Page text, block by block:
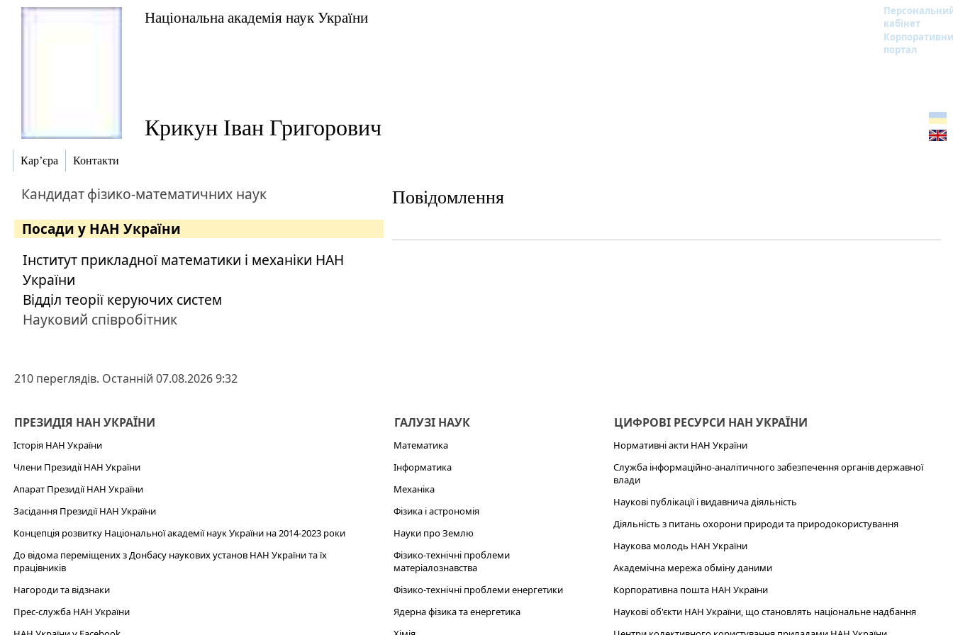
Національна академія наук України
кабінет
портал
Крикун Іван Григорович
Кар’єра Контакти
Кандидатфізико-математичних наук
Посади у НАН України
Інститут прикладної математики і механіки НАН
України
Відділ теорії керуючих систем
Науковий співробітник
210 переглядів. Останній 07.08.2026 9:32
Повідомлення
ПРЕЗИДІЯ НАН УКРАЇНИ
Історія НАН України
Члени Президії НАН України
Апарат Президії НАН України
Засідання Президії НАН України
Концепція розвитку Національної академії наук України на 2014-2023 роки
До відома переміщених з Донбасу наукових установ НАН України та їх
працівників
Нагороди та відзнаки
Прес-служба НАН України
ГАЛУЗІ НАУК
Математика
Інформатика
Механіка
Фізика і астрономія
Науки про Землю
Фізико-технічні проблеми
матеріалознавства
Фізико-технічні проблеми енергетики
Ядерна фізика та енергетика
ЦИФРОВІ РЕСУРСИ НАН УКРАЇНИ
Нормативні акти НАН України
Служба інформаційно-аналітичного забезпечення органів державної
влади
Наукові публікації і видавнича діяльність
Діяльність з питань охорони природи та природокористування
Наукова молодь НАН України
Академічна мережа обміну даними
Корпоративна пошта НАН України
Наукові об'єкти НАН України, що становлять національне надбання